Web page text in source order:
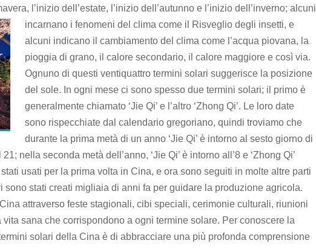
l’inizio dell’estate, l’inizio dell’autunno e l’inizio dell’inverno; alcuni
incarnano i fenomeni del clima come il Risveglio degli insetti, e
alcuni indicano il cambiamento del clima come l’acqua piovana, la
pioggia di grano, il calore secondario, il calore maggiore e così via.
Ognuno di questi ventiquattro termini solari suggerisce la posizione
del sole. In ogni mese ci sono spesso due termini solari; il primo è
generalmente chiamato ‘Jie Qi’ e l’altro ‘Zhong Qi’. Le loro date
sono rispecchiate dal calendario gregoriano, quindi troviamo che
durante la prima metà di un anno ‘Jie Qi’ è intorno al sesto giorno di
21; nella seconda metà dell’anno, ‘Jie Qi’ è intorno all’8 e ‘Zhong Qi’
stati usati per la prima volta in Cina, e ora sono seguiti in molte altre parti
sono stati creati migliaia di anni fa per guidare la produzione agricola.
attraverso feste stagionali, cibi speciali, cerimonie culturali, riunioni
sana che corrispondono a ogni termine solare. Per conoscere la
solari della Cina è di abbracciare una più profonda comprensione